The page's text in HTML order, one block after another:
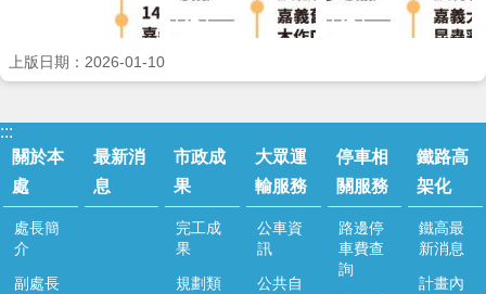
上版日期：2026-01-10
:::
關於本
處
處長簡
介
副處長
最新消
息
市政成
果
完工成
果
規劃類
大眾運
輸服務
公車資
訊
公共自
停車相
關服務
路邊停
車費查
詢
鐵路高
架化
鐵高最
新消息
計畫內